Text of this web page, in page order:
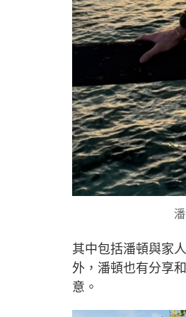
其中包括潘頓與家
外，潘頓也有分享
意。